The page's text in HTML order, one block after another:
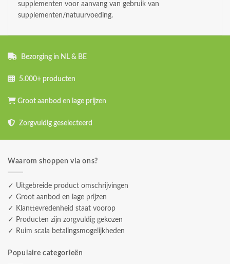
supplementen voor aanvang van gebruik van
supplementen/natuurvoeding.
Bezorging in NL & BE
5.000+ producten
Groot aanbod en lage prijzen
Zorgvuldig geselecteerd
Waarom shoppen via ons?
✓ Uitgebreide product omschrijvingen
✓ Groot aanbod en lage prijzen
✓ Klanttevredenheid staat voorop
✓ Producten zijn zorgvuldig gekozen
✓ Ruim scala betalingsmogelijkheden
Populaire categorieën